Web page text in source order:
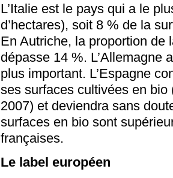
L’Italie est le pays qui a le
d’hectares), soit 8 % de la
En Autriche, la proportion de
dépasse 14 %. L’Allemagne
plus important. L’Espagne
ses surfaces cultivées en
2007) et deviendra sans
surfaces en bio sont
françaises.
Le label européen